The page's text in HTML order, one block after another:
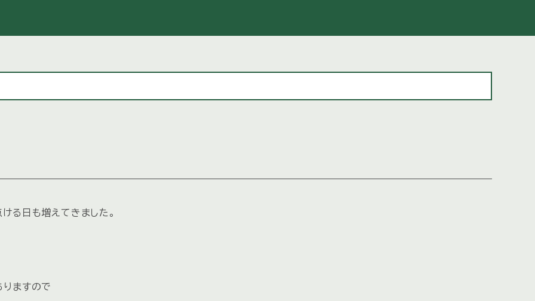
る日も増えてきました。
ますので